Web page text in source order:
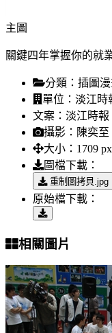
主圖
關鍵四年掌握你的就
分類： 插圖
單位： 淡江時
文案： 淡江時報
攝影： 陳奕至
大小： 1709
圖檔下載：
重制圖拷貝.jpg
原始檔下載：
相關圖片